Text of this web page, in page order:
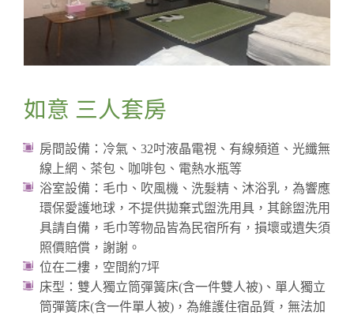
如意 三人套房
房間設備：冷氣、32吋液晶電視、有線頻道、光纖無
線上網、茶包、咖啡包、電熱水瓶等
浴室設備：毛巾、吹風機、洗髮精、沐浴乳，為響應
環保愛護地球，不提供拋棄式盥洗用具，其餘盥洗用
具請自備，毛巾等物品皆為民宿所有，損壞或遺失須
照價賠償，謝謝。
位在二樓，空間約7坪
床型：雙人獨立筒彈簧床(含一件雙人被)、單人獨立
筒彈簧床(含一件單人被)，為維護住宿品質，無法加